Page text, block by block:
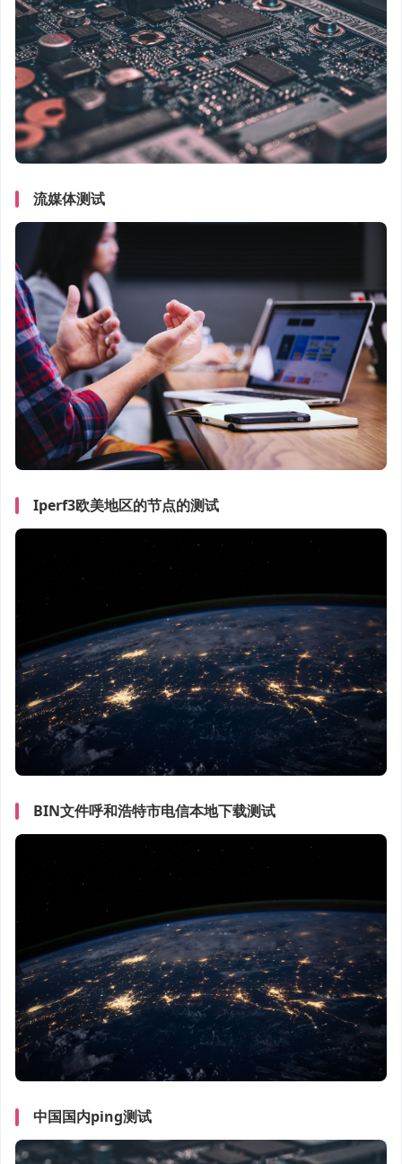
流媒体测试
Iperf3欧美地区的节点的测试
BIN文件呼和浩特市电信本地下载测试
中国国内ping测试